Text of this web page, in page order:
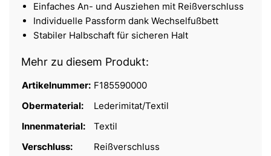
Einfaches An- und Ausziehen mit Reißverschluss
Individuelle Passform dank Wechselfußbett
Stabiler Halbschaft für sicheren Halt
Mehr zu diesem Produkt:
Artikelnummer: F185590000
Obermaterial:
Lederimitat/Textil
Innenmaterial:
Textil
Verschluss:
Reißverschluss